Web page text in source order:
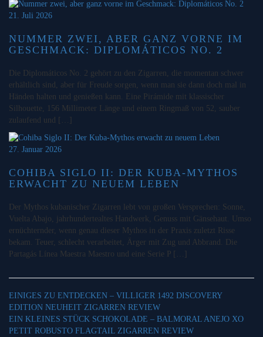
21. Juli 2026
NUMMER ZWEI, ABER GANZ VORNE IM
GESCHMACK: DIPLOMÁTICOS NO. 2
Die Diplomáticos No. 2 gehört zu den Zigarren, die momentan schwer
erhältlich sind, aber für Freude sorgen, wenn man sie dann doch mal in
Händen halten und genießen kann. Eine Pirámide mit klassischer
Silhouette, 156 Millimeter Länge und einem Ringmaß von 52, sauber
zulaufend und […]
27. Januar 2026
COHIBA SIGLO II: DER KUBA-MYTHOS
ERWACHT ZU NEUEM LEBEN
Der Mythos kubanischer Zigarren lebt von großen Versprechen: Sonne,
Vuelta Abajo, jahrhundertealtes Handwerk, Genuss mit Gänsehaut. Umso
ernüchternder, wenn genau dieser Mythos in der Praxis zuletzt Risse
bekam. Teuer, schlecht verarbeitet, Ärger mit Zug und Abbrand. Die
Partagás Línea Maestra Maestro und eine Serie P […]
EINIGES ZU ENTDECKEN – VILLIGER 1492 DISCOVERY
EDITION NEUHEIT ZIGARREN REVIEW
EIN KLEINES STÜCK SCHOKOLADE – BALMORAL ANEJO XO
PETIT ROBUSTO FLAGTAIL ZIGARREN REVIEW